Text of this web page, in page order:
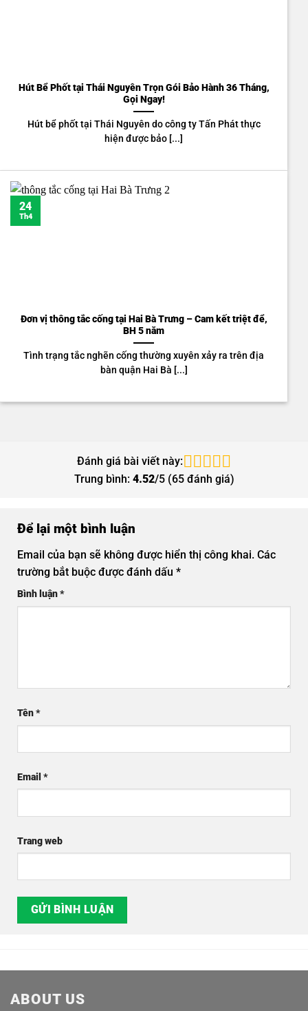
Hút Bể Phốt tại Thái Nguyên Trọn Gói Bảo Hành 36 Tháng,
Gọi Ngay!
Hút bể phốt tại Thái Nguyên do công ty Tấn Phát thực
hiện được bảo [...]
Đơn vị thông tắc cống tại Hai Bà Trưng – Cam kết triệt để,
BH 5 năm
Tình trạng tắc nghẽn cống thường xuyên xảy ra trên địa
bàn quận Hai Bà [...]
24
Th4
Đánh giá bài viết này:
Trung bình: 4.52/5 (65đánh giá)
Để lại một bình luận
Email của bạn sẽ không được hiển thị công khai. Các
trường bắt buộc được đánh dấu *
Bình luận*
Tên*
Email *
Trang web
ABOUT US